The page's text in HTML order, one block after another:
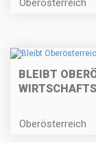
Oberösterreich
BLEIBT
Oberösterreich